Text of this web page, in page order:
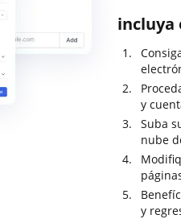
incluya
y
Suba
nube
y